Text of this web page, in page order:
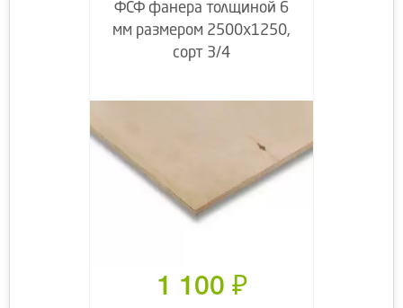
ФСФ фанера толщиной 6
мм размером 2500х1250,
сорт 3/4
1 100 ₽